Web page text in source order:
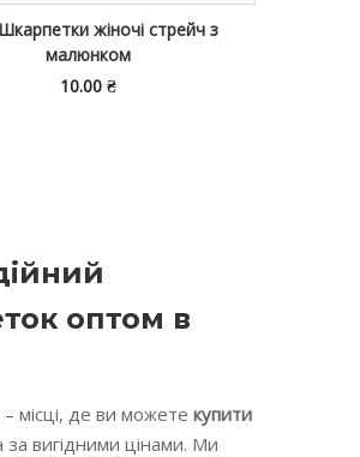
жіночі стрейч з
малюнком
10.00 ₴
оптом в
– місці, де ви можете купити
вигідними цінами. Ми